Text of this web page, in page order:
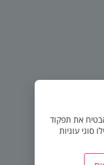
את תפקוד
עוגיות